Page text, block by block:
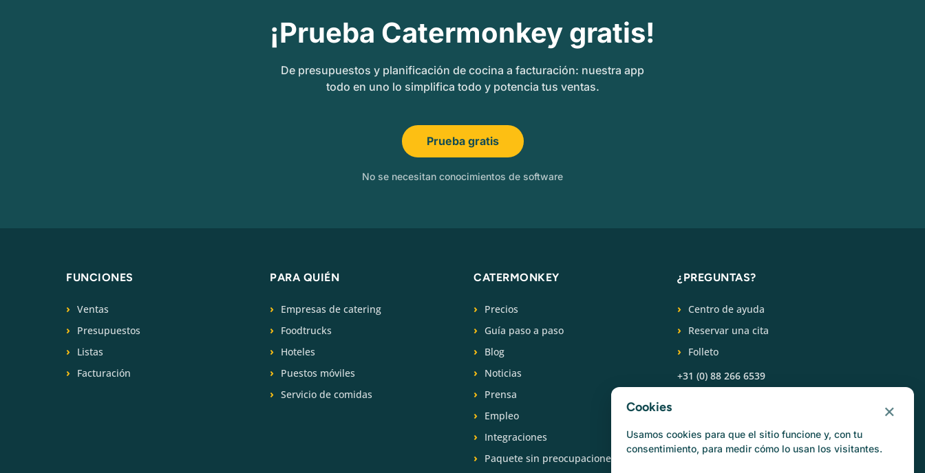
¡Prueba Catermonkey gratis!
De presupuestos y planificación de cocina a facturación: nuestra app
todo en uno lo simplifica todo y potencia tus ventas.
Prueba gratis
No se necesitan conocimientos de software
FUNCIONES
Ventas
Presupuestos
Listas
Facturación
PARA QUIÉN
Empresas de catering
Foodtrucks
Hoteles
Puestos móviles
Servicio de comidas
CATERMONKEY
Precios
Guía paso a paso
Blog
Noticias
Prensa
Empleo
Integraciones
Paquete sin preocupaciones
¿PREGUNTAS?
Centro de ayuda
Reservar una cita
Folleto
+31 (0) 88 266 6539
Cookies ×
Usamos cookies para que el sitio funcione y, con tu
consentimiento, para medir cómo lo usan los visitantes.